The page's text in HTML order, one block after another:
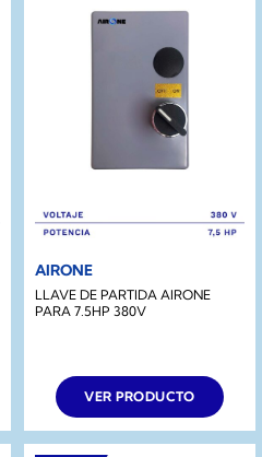
AIRONE
LLAVE DE PARTIDA AIRONE
PARA 7.5HP 380V
VER PRODUCTO